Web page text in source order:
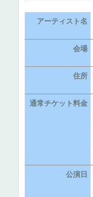
アーティスト名
会場
住所
通常チケット料金
公演日